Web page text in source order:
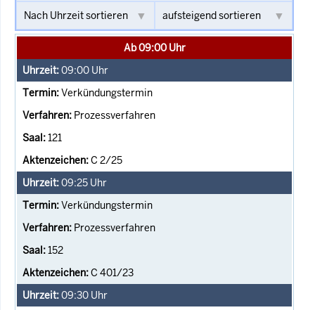
Ab 09:00 Uhr
09:00 Uhr
Verkündungstermin
Prozessverfahren
121
C 2/25
09:25 Uhr
Verkündungstermin
Prozessverfahren
152
C 401/23
09:30 Uhr